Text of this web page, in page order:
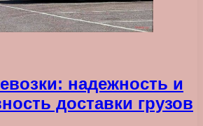
надежность и
доставки грузов